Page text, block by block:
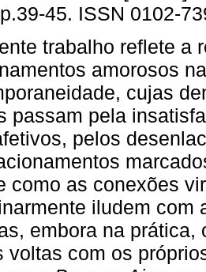
45. ISSN 0102-
trabalho reflete a
amorosos na
cujas
passam pela
pelos
como as conexões
iludem com
embora na
voltas com os